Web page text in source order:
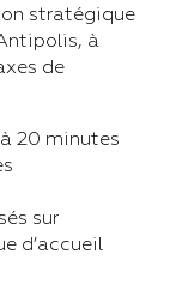
stratégique
à
de
20 minutes
sur
d’accueil